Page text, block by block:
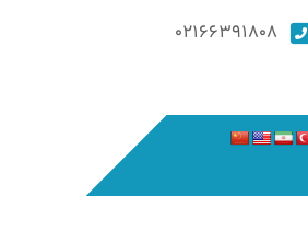
۰۲۱۶۶۳۹۱۸۰۸